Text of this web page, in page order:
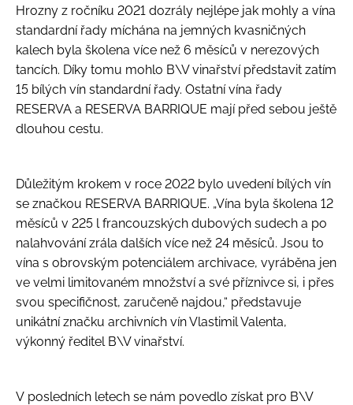
Hrozny z ročníku 2021 dozrály nejlépe jak mohly a vína
standardní řady míchána na jemných kvasničných
kalech byla školena více než 6 měsíců v nerezových
tancích. Díky tomu mohlo B\V vinařství představit zatím
15 bílých vín standardní řady. Ostatní vína řady
RESERVA a RESERVA BARRIQUE mají před sebou ještě
dlouhou cestu.
Důležitým krokem v roce 2022 bylo uvedení bílých vín
se značkou RESERVA BARRIQUE. „Vína byla školena 12
měsíců v 225 l francouzských dubových sudech a po
nalahvování zrála dalších více než 24 měsíců. Jsou to
vína s obrovským potenciálem archivace, vyráběna jen
ve velmi limitovaném množství a své příznivce si, i přes
svou specifičnost, zaručeně najdou,“ představuje
unikátní značku archivních vín Vlastimil Valenta,
výkonný ředitel B\V vinařství.
V posledních letech se nám povedlo získat pro B\V
210
Kč